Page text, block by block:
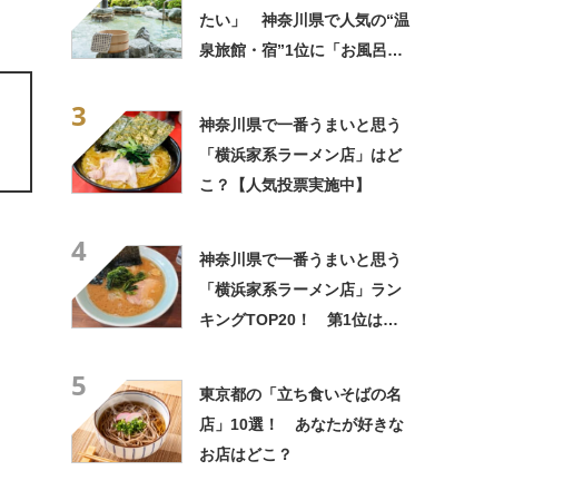
たい」 神奈川県で人気の“温
泉旅館・宿”1位に「お風呂が
3
神奈川県で一番うまいと思う
「横浜家系ラーメン店」はど
こ？【人気投票実施中】
4
神奈川県で一番うまいと思う
「横浜家系ラーメン店」ラン
キングTOP20！ 第1位は
5
東京都の「立ち食いそばの名
店」10選！ あなたが好きな
お店はどこ？